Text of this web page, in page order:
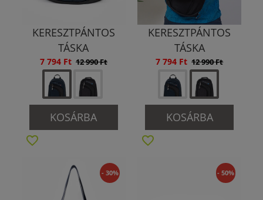
KERESZTPÁNTOS
TÁSKA
7 794 Ft 12 990 Ft
KOSÁRBA
KERESZTPÁNTOS
TÁSKA
7 794 Ft 12 990 Ft
KOSÁRBA
- 30% - 50%